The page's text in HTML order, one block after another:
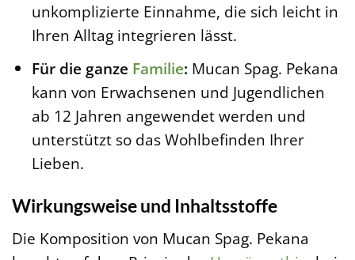
unkomplizierte Einnahme, die sich leicht in
Ihren Alltag integrieren lässt.
Für die ganze Familie: Mucan Spag. Pekana
kann von Erwachsenen und Jugendlichen
ab 12 Jahren angewendet werden und
unterstützt so das Wohlbefinden Ihrer
Lieben.
Wirkungsweise und Inhaltsstoffe
Die Komposition von Mucan Spag. Pekana